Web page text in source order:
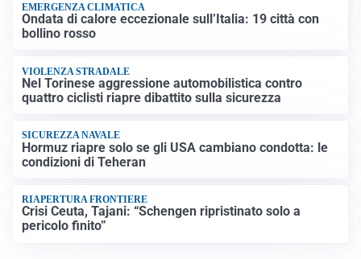
EMERGENZA CLIMATICA
Ondata di calore eccezionale sull’Italia: 19 città con
bollino rosso
VIOLENZA STRADALE
Nel Torinese aggressione automobilistica contro
quattro ciclisti riapre dibattito sulla sicurezza
SICUREZZA NAVALE
Hormuz riapre solo se gli USA cambiano condotta: le
condizioni di Teheran
RIAPERTURA FRONTIERE
Crisi Ceuta, Tajani: “Schengen ripristinato solo a
pericolo finito”